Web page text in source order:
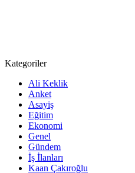
Kategoriler
Ali Keklik
Anket
Asayiş
Eğitim
Ekonomi
Genel
Gündem
İş İlanları
Kaan Çakıroğlu